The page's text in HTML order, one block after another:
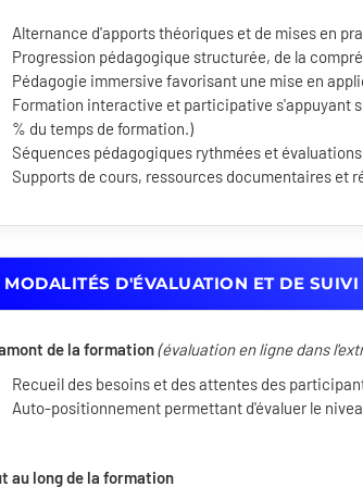
Alternance d'apports théoriques et de mises en
Progression pédagogique structurée, de la
Pédagogie immersive favorisant une mise en
Formation interactive et participative s'appuyant
% du temps de formation.)
Séquences pédagogiques rythmées et
Supports de cours, ressources documentaires et
MODALITÉS D'ÉVALUATION ET DE SUIVI
de la formation(évaluation en ligne dans
Recueil des besoins et des attentes des
Auto-positionnement permettant d'évaluer le
au long de la formation